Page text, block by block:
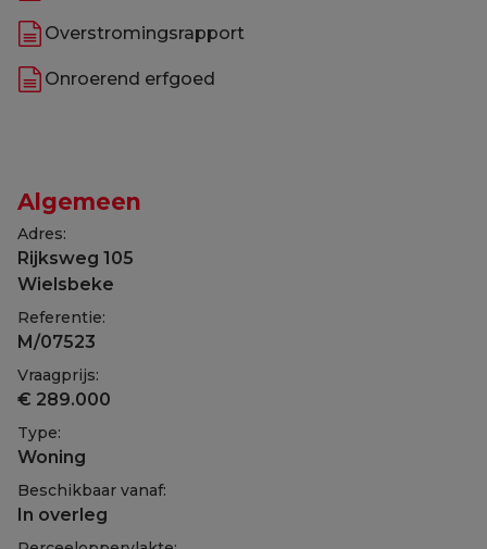
Overstromingsrapport
Onroerend erfgoed
Algemeen
Adres:
Rijksweg 105
Wielsbeke
Referentie:
M/07523
Vraagprijs:
€ 289.000
Type:
Woning
Beschikbaar vanaf:
In overleg